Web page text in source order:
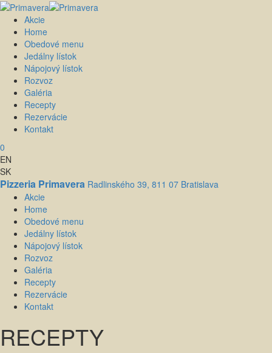
Akcie
Home
Obedové menu
Jedálny lístok
Nápojový lístok
Rozvoz
Galéria
Recepty
Rezervácie
Kontakt
0
EN
SK
Pizzeria Primavera Radlinského 39, 811 07 Bratislava
Akcie
Home
Obedové menu
Jedálny lístok
Nápojový lístok
Rozvoz
Galéria
Recepty
Rezervácie
Kontakt
RECEPTY